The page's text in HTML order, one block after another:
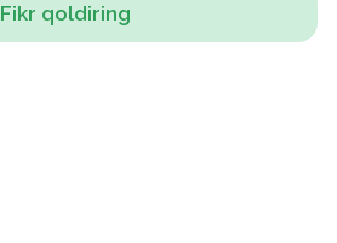
Fikr qoldiring